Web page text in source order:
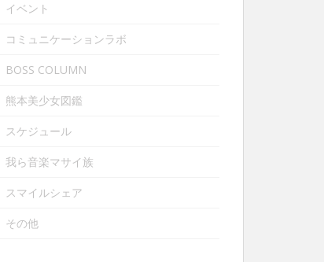
イベント
コミュニケーションラボ
BOSS COLUMN
熊本美少女図鑑
スケジュール
我ら音楽マサイ族
スマイルシェア
その他